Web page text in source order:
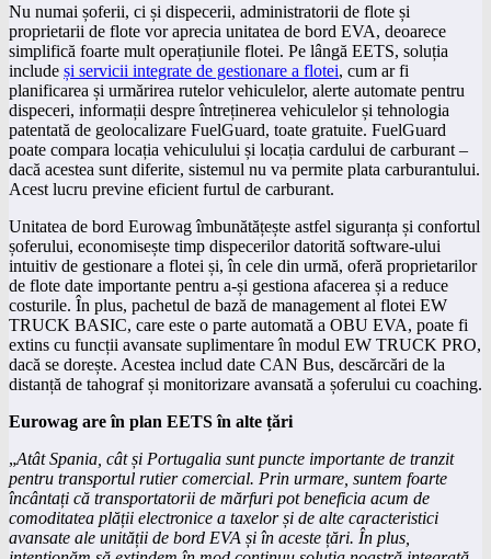
Nu numai șoferii, ci și dispecerii, administratorii de flote și
proprietarii de flote vor aprecia unitatea de bord EVA, deoarece
simplifică foarte mult operațiunile flotei. Pe lângă EETS, soluția
include și servicii integrate de gestionare a flotei, cum ar fi
planificarea și urmărirea rutelor vehiculelor, alerte automate pentru
dispeceri, informații despre întreținerea vehiculelor și tehnologia
patentată de geolocalizare FuelGuard, toate gratuite. FuelGuard
poate compara locația vehiculului și locația cardului de carburant –
dacă acestea sunt diferite, sistemul nu va permite plata carburantului.
Acest lucru previne eficient furtul de carburant.
Unitatea de bord Eurowag îmbunătățește astfel siguranța și confortul
șoferului, economisește timp dispecerilor datorită software-ului
intuitiv de gestionare a flotei și, în cele din urmă, oferă proprietarilor
de flote date importante pentru a-și gestiona afacerea și a reduce
costurile. În plus, pachetul de bază de management al flotei EW
TRUCK BASIC, care este o parte automată a OBU EVA, poate fi
extins cu funcții avansate suplimentare în modul EW TRUCK PRO,
dacă se dorește. Acestea includ date CAN Bus, descărcări de la
distanță de tahograf și monitorizare avansată a șoferului cu coaching.
Eurowag are în plan EETS în alte țări
„Atât Spania, cât și Portugalia sunt puncte importante de tranzit
pentru transportul rutier comercial. Prin urmare, suntem foarte
încântați că transportatorii de mărfuri pot beneficia acum de
comoditatea plății electronice a taxelor și de alte caracteristici
avansate ale unității de bord EVA și în aceste țări. În plus,